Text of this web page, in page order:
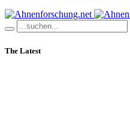
The Latest